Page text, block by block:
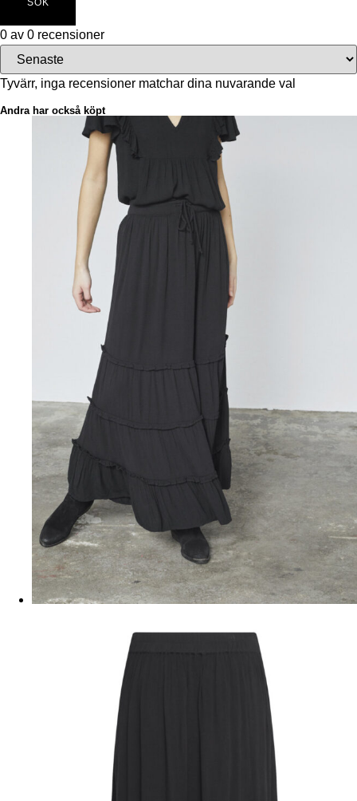
SÖK
0 av 0 recensioner
Tyvärr, inga recensioner matchar dina nuvarande val
Andra har också köpt